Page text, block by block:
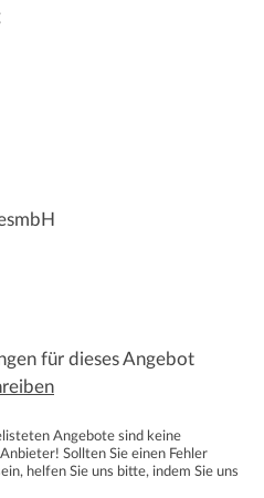
für dieses Angebot
Angebote sind keine
Sollten Sie einen Fehler
helfen Sie uns bitte, indem Sie uns